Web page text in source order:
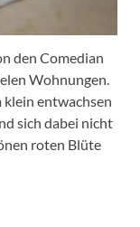
den Comedian
Wohnungen.
klein entwachsen
sich dabei nicht
roten Blüte